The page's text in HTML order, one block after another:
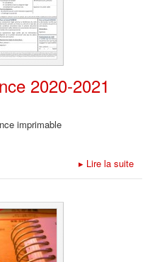
2020-2021
imprimable
▸ Lire la suite